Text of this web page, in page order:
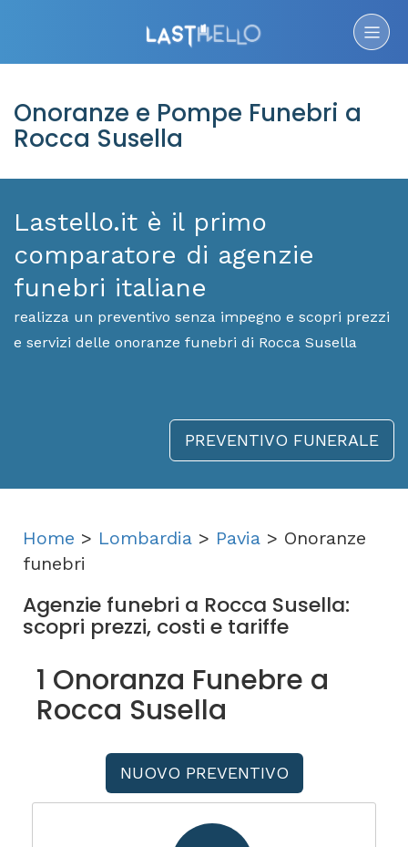
Onoranze e Pompe Funebri a
Rocca Susella
Lastello.it è il primo
comparatore di agenzie
funebri italiane
realizza un preventivo senza impegno e scopri prezzi
e servizi delle onoranze funebri di Rocca Susella
PREVENTIVO FUNERALE
Home > Lombardia > Pavia > Onoranze
funebri
Agenzie funebri a Rocca Susella:
scopri prezzi, costi e tariffe
1 Onoranza Funebre a
Rocca Susella
NUOVO PREVENTIVO